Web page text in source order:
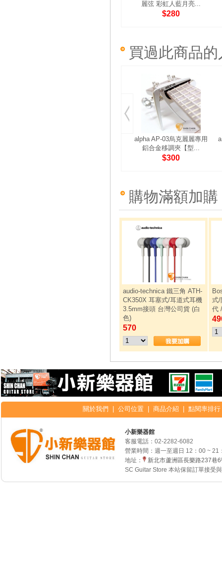
麗弦 彩虹人藍月亮...
$280
買過此商品
alpha AP-03烏克麗麗專用
鋁合金移調夾【型...
$300
購物滿額加
audio-technica 鐵三角 ATH-
CK350X 耳塞式/耳道式耳機
3.5mm接頭 台灣公司貨 (白
色)
570
式/
代
關於我們 公司位置 商品介紹 點閱率排行
小新樂器館
客服電話： 02-2282-6082
營業時間：週一至週日 12：00 ~ 21
地址：
新北市蘆洲區長樂路237巷
SC Guitar Store 本站保留訂單接受